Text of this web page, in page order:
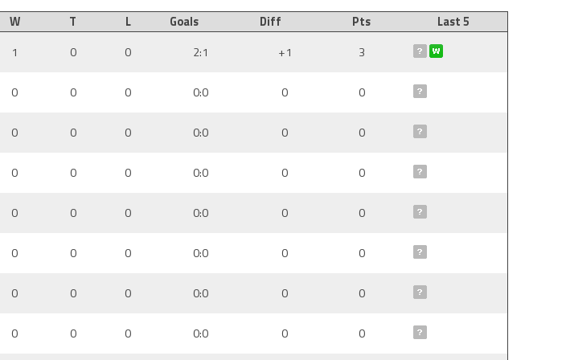
W T L Goals Diff Pts
Last 5
1 0 0 2:1 +1 3
0 0 0 0:0 0 0
0 0 0 0:0 0 0
0 0 0 0:0 0 0
0 0 0 0:0 0 0
0 0 0 0:0 0 0
0 0 0 0:0 0 0
0 0 0 0:0 0 0